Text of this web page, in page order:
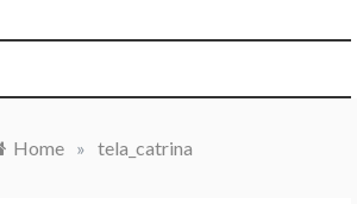
Home » tela_catrina